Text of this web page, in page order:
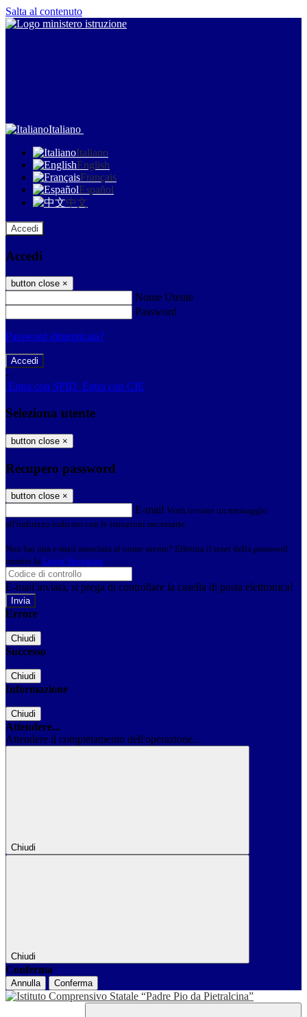
Salta al contenuto
Italiano
Italiano
English
Français
Español
中文
Accedi
Accedi
button close ×
Nome Utente
Password
Password dimenticata?
-
Entra con SPID Entra con CIE
Seleziona utente
button close ×
Recupero password
button close ×
E-mail Verrà inviato un messaggio
all'indirizzo indicato con le istruzioni necessarie.
Non hai una e-mail associata al nome utente? Effettua il reset della password
tramite la Login Spaggiari
E-mail inviata, si prega di controllare la casella di posta elettronica!
Errore
Chiudi
Successo
Chiudi
Informazione
Chiudi
Attendere...
Attendere il completamento dell'operazione...
Chiudi
Chiudi
Conferma
Annulla Conferma